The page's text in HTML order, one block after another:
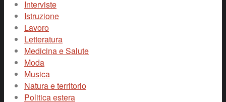
Interviste
Istruzione
Lavoro
Letteratura
Medicina e Salute
Moda
Musica
Natura e territorio
Politica estera